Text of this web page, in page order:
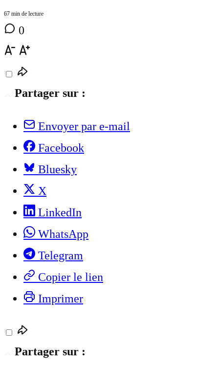
67 min de lecture
0
Partager sur :
Envoyer par e-mail
Facebook
Bluesky
X
LinkedIn
WhatsApp
Telegram
Copier le lien
Imprimer
Partager sur :